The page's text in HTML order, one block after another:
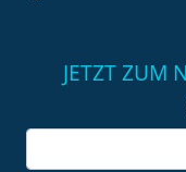
JETZT ZUM